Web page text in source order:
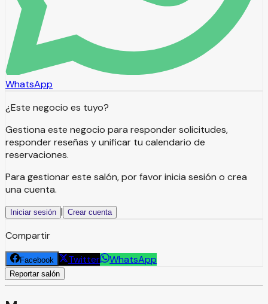
WhatsApp
¿Este negocio es tuyo?
Gestiona este negocio para responder solicitudes,
responder reseñas y unificar tu calendario de
reservaciones.
Para gestionar este salón, por favor inicia sesión o crea
una cuenta.
Iniciar sesión | Crear cuenta
Compartir
Facebook Twitter WhatsApp
Reportar salón